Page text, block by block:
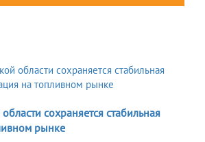
сохраняется стабильная
рынке